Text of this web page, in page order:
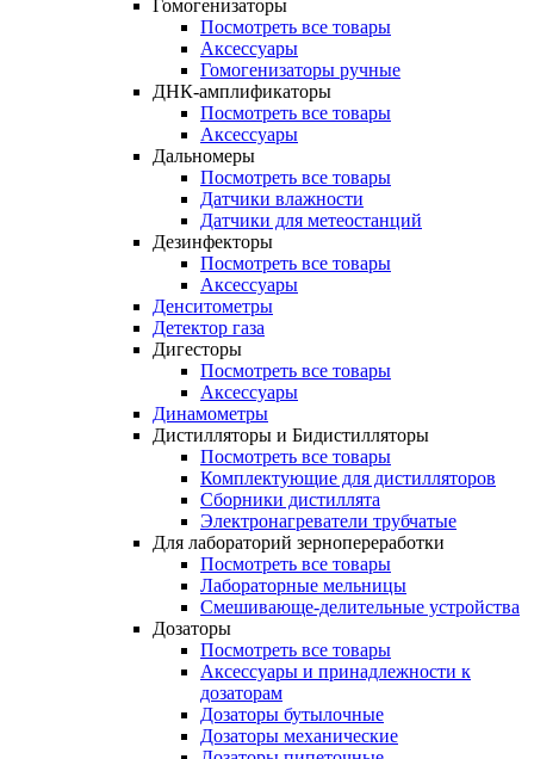
Гомогенизаторы
Посмотреть все товары
Аксессуары
Гомогенизаторы ручные
ДНК-амплификаторы
Посмотреть все товары
Аксессуары
Дальномеры
Посмотреть все товары
Датчики влажности
Датчики для метеостанций
Дезинфекторы
Посмотреть все товары
Аксессуары
Денситометры
Детектор газа
Дигесторы
Посмотреть все товары
Аксессуары
Динамометры
Дистилляторы и Бидистилляторы
Посмотреть все товары
Комплектующие для дистилляторов
Сборники дистиллята
Электронагреватели трубчатые
Для лабораторий зернопереработки
Посмотреть все товары
Лабораторные мельницы
Смешивающе-делительные устройства
Дозаторы
Посмотреть все товары
Аксессуары и принадлежности к
дозаторам
Дозаторы бутылочные
Дозаторы механические